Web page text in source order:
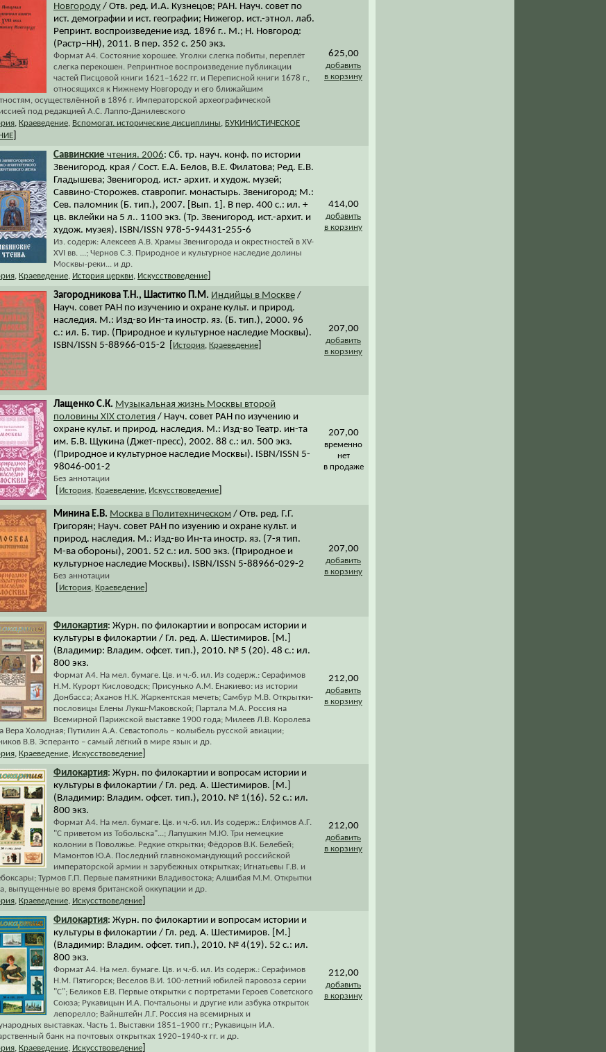
Новгороду / Отв. ред. И.А. Кузнецов; РАН. Науч. совет по
ист. демографии и ист. географии; Нижегор. ист.-этнол. лаб.
Репринт. воспроизведение изд. 1896 г.. М.; Н. Новгород:
(Растр–НН), 2011. В пер. 352 с. 250 экз.
Формат А4. Состояние хорошее. Уголки слегка побиты, переплёт
слегка перекошен. Репринтное воспроизведение публикации
частей Писцовой книги 1621–1622 гг. и Переписной книги 1678 г.,
относящихся к Нижнему Новгороду и его ближайшим
осуществлённой в 1896 г. Императорской археографической
под редакцией А.С. Лаппо-Данилевского
Краеведение Вспомогат. исторические дисциплины
БУКИНИСТИЧЕСКОЕ
625,00
добавить
в корзину
Саввинские чтения. 2006: Сб. тр. науч. конф. по истории
Звенигород. края / Сост. Е.А. Белов, В.Е. Филатова; Ред. Е.В.
Гладышева; Звенигород. ист.- архит. и худож. музей;
Саввино-Сторожев. ставропиг. монастырь. Звенигород; М.:
Сев. паломник (Б. тип.), 2007. [Вып. 1]. В пер. 400 с.: ил. +
цв. вклейки на 5 л.. 1100 экз. (Тр. Звенигород. ист.-архит. и
худож. музея). ISBN/ISSN 978-5-94431-255-6
Из. содерж: Алексеев А.В. Храмы Звенигорода и окрестностей в XV-
XVI вв. ...; Чернов С.З. Природное и культурное наследие долины
Москвы-реки... и др.
Краеведение История церкви Искусствоведение
414,00
добавить
в корзину
Загородникова Т.Н., Шаститко П.М. Индийцы в Москве /
Науч. совет РАН по изучению и охране культ. и природ.
наследия. М.: Изд-во Ин-та иностр. яз. (Б. тип.), 2000. 96
с.: ил. Б. тир. (Природное и культурное наследие Москвы).
ISBN/ISSN 5-88966-015-2 [
История Краеведение
207,00
добавить
в корзину
Лащенко С.К. Музыкальная жизнь Москвы второй
половины XIX столетия / Науч. совет РАН по изучению и
охране культ. и природ. наследия. М.: Изд-во Театр. ин-та
им. Б.В. Щукина (Джет-пресс), 2002. 88 с.: ил. 500 экз.
(Природное и культурное наследие Москвы). ISBN/ISSN 5-
98046-001-2
Без аннотации
История Краеведение Искусствоведение
207,00
временно
нет
в продаже
Минина Е.В. Москва в Политехническом / Отв. ред. Г.Г.
Григорян; Науч. совет РАН по изуению и охране культ. и
природ. наследия. М.: Изд-во Ин-та иностр. яз. (7-я тип.
М-ва обороны), 2001. 52 с.: ил. 500 экз. (Природное и
культурное наследие Москвы). ISBN/ISSN 5-88966-029-2
Без аннотации
История Краеведение
207,00
добавить
в корзину
Филокартия: Журн. по филокартии и вопросам истории и
культуры в филокартии / Гл. ред. А. Шестимиров. [М.]
(Владимир: Владим. офсет. тип.), 2010. № 5 (20). 48 с.: ил.
800 экз.
Формат А4. На мел. бумаге. Цв. и ч.-б. ил. Из содерж.: Серафимов
Н.М. Курорт Кисловодск; Присунько А.М. Енакиево: из истории
Донбасса; Аханов Н.К. Жаркентская мечеть; Самбур М.В. Открытки-
пословицы Елены Лукш-Маковской; Партала М.А. Россия на
Всемирной Парижской выставке 1900 года; Милеев Л.В. Королева
Вера Холодная; Путилин А.А. Севастополь – колыбель русской авиации;
В.В. Эсперанто – самый лёгкий в мире язык и др.
Краеведение Искусствоведение
212,00
добавить
в корзину
Филокартия: Журн. по филокартии и вопросам истории и
культуры в филокартии / Гл. ред. А. Шестимиров. [М.]
(Владимир: Владим. офсет. тип.), 2010. № 1(16). 52 с.: ил.
800 экз.
Формат А4. На мел. бумаге. Цв. и ч.-б. ил. Из содерж.: Елфимов А.Г.
"С приветом из Тобольска"...; Лапушкин М.Ю. Три немецкие
колонии в Поволжье. Редкие открытки; Фёдоров В.К. Белебей;
Мамонтов Ю.А. Последний главнокомандующий российской
императорской армии н зарубежных открытках; Игнатьевы Г.В. и
Турмов Г.П. Первые памятники Владивостока; Алшибая М.М. Открытки
выпущенные во время британской оккупации и др.
Краеведение Искусствоведение
212,00
добавить
в корзину
Филокартия: Журн. по филокартии и вопросам истории и
культуры в филокартии / Гл. ред. А. Шестимиров. [М.]
(Владимир: Владим. офсет. тип.), 2010. № 4(19). 52 с.: ил.
800 экз.
Формат А4. На мел. бумаге. Цв. и ч.-б. ил. Из содерж.: Серафимов
Н.М. Пятигорск; Веселов В.И. 100-летний юбилей паровоза серии
"С"; Беликов Е.В. Первые открытки с портретами Героев Советского
Союза; Рукавицын И.А. Почтальоны и другие или азбука открыток
лепорелло; Вайнштейн Л.Г. Россия на всемирных и
выставках. Часть 1. Выставки 1851–1900 гг.; Рукавицын И.А.
банк на почтовых открытках 1920–1940-х гг. и др.
Краеведение Искусствоведение
212,00
добавить
в корзину